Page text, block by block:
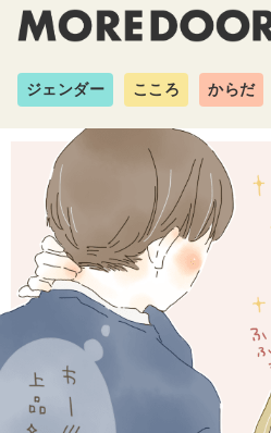
ジェンダー こころ からだ